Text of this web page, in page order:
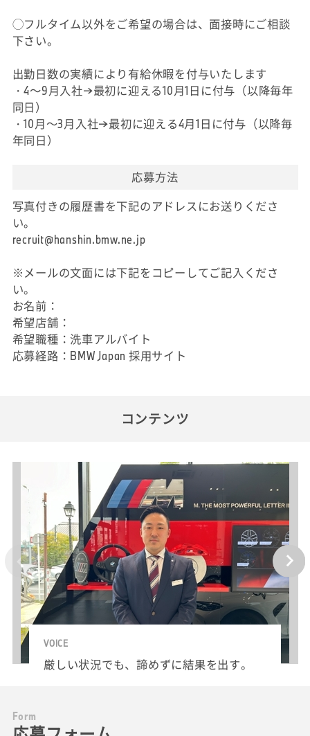
◯フルタイム以外をご希望の場合は、面接時にご相談
下さい。
出勤日数の実績により有給休暇を付与いたします
・4～9月入社→最初に迎える10月1日に付与（以降毎年
同日）
・10月～3月入社→最初に迎える4月1日に付与（以降毎
年同日）
応募方法
写真付きの履歴書を下記のアドレスにお送りくださ
い。
recruit@hanshin.bmw.ne.jp
※メールの文面には下記をコピーしてご記入くださ
い。
お名前：
希望店舗：
希望職種：洗車アルバイト
応募経路：BMW Japan 採用サイト
コンテンツ
VOICE
厳しい状況でも、諦めずに結果を出す。
Form